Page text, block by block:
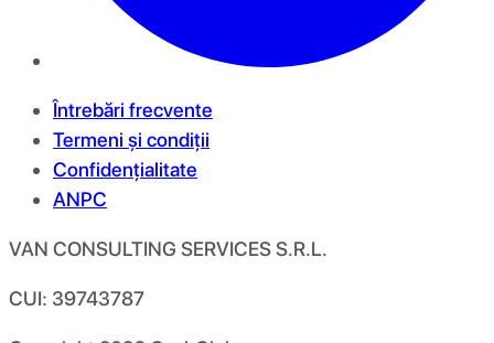
Întrebări frecvente
Termeni și condiții
Confidențialitate
ANPC
VAN CONSULTING SERVICES S.R.L.
CUI: 39743787